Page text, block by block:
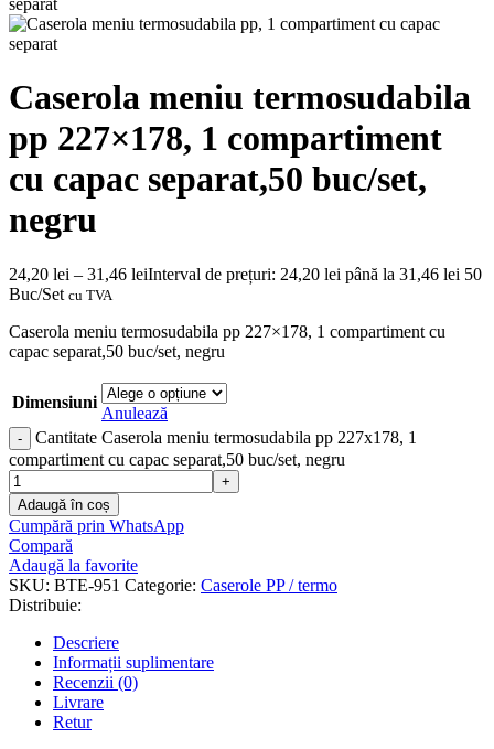
Caserola meniu termosudabila
pp 227×178, 1 compartiment
cu capac separat,50 buc/set,
negru
24,20 lei – 31,46 leiInterval de prețuri: 24,20 lei până la 31,46 lei 50
Buc/Set cu TVA
Caserola meniu termosudabila pp 227×178, 1 compartiment cu
capac separat,50 buc/set, negru
Dimensiuni
Anulează
Cantitate Caserola meniu termosudabila pp 227x178, 1
compartiment cu capac separat,50 buc/set, negru
Adaugă în coș
Cumpără prin WhatsApp
Compară
Adaugă la favorite
SKU: BTE-951 Categorie: Caserole PP / termo
Distribuie:
Descriere
Informații suplimentare
Recenzii (0)
Livrare
Retur